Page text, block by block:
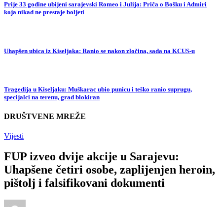
Prije 33 godine ubijeni sarajevski Romeo i Julija: Priča o Bošku i Admiri
koja nikad ne prestaje boljeti
Uhapšen ubica iz Kiseljaka: Ranio se nakon zločina, sada na KCUS-u
Tragedija u Kiseljaku: Muškarac ubio punicu i teško ranio suprugu,
specijalci na terenu, grad blokiran
DRUŠTVENE MREŽE
Vijesti
FUP izveo dvije akcije u Sarajevu:
Uhapšene četiri osobe, zaplijenjen heroin,
pištolj i falsifikovani dokumenti